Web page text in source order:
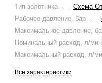
Тип золотника — Схема
Рабочее давление, бар —
Максимальное давление,
Номинальный расход, л/мин
Максимальный расход, л/
Все характеристики